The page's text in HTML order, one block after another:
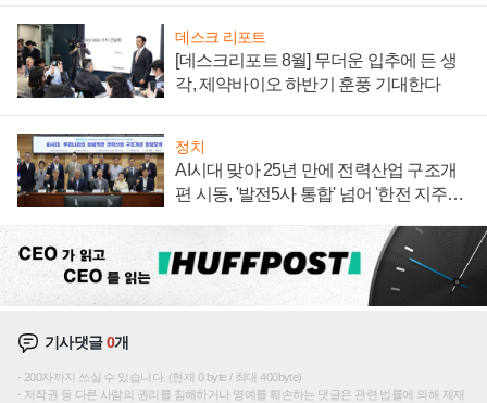
데스크 리포트
[데스크리포트 8월] 무더운 입추에 든 생
각, 제약바이오 하반기 훈풍 기대한다
정치
AI시대 맞아 25년 만에 전력산업 구조개
편 시동, '발전5사 통합' 넘어 '한전 지주사'
기사댓글0개
200자까지 쓰실 수 있습니다. (현재 0 byte / 최대 400byte)
저작권 등 다른 사람의 권리를 침해하거나 명예를 훼손하는 댓글은 관련 법률에 의해 제재